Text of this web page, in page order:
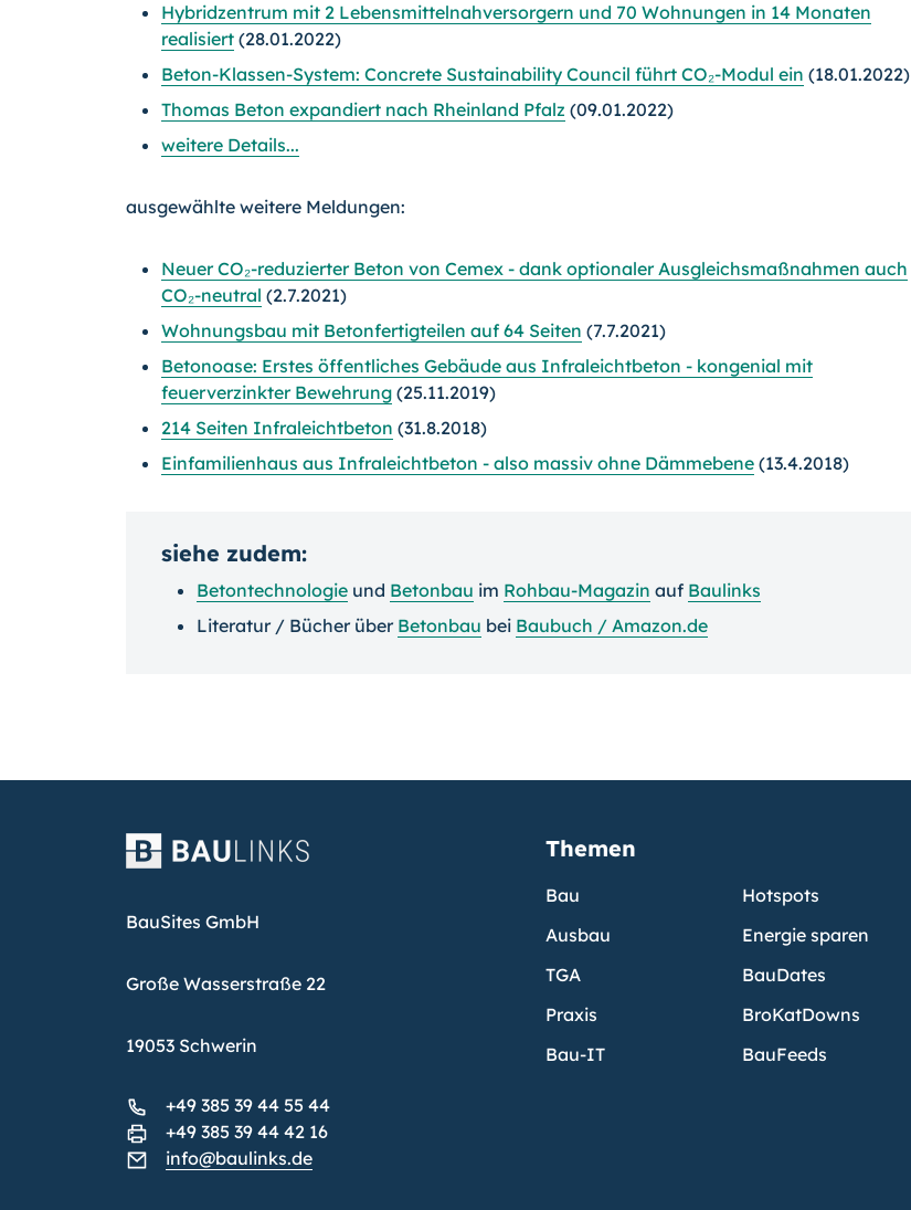
Hybridzentrum mit 2 Lebensmittelnahversorgern und 70 Wohnungen in 14 Monaten
realisiert (28.01.2022)
Beton-Klassen-System: Concrete Sustainability Council führt CO₂-Modul ein (18.01.2022)
Thomas Beton expandiert nach Rheinland Pfalz (09.01.2022)
weitere Details...
ausgewählte weitere Meldungen:
Neuer CO₂-reduzierter Beton von Cemex - dank optionaler Ausgleichsmaßnahmen auch
CO₂-neutral (2.7.2021)
Wohnungsbau mit Betonfertigteilen auf 64 Seiten (7.7.2021)
Betonoase: Erstes öffentliches Gebäude aus Infraleichtbeton - kongenial mit
feuerverzinkter Bewehrung (25.11.2019)
214 Seiten Infraleichtbeton (31.8.2018)
Einfamilienhaus aus Infraleichtbeton - also massiv ohne Dämmebene (13.4.2018)
siehe zudem:
Betontechnologie und Betonbau im Rohbau-Magazin auf Baulinks
Literatur / Bücher über Betonbau bei Baubuch / Amazon.de
BauSites GmbH
Große Wasserstraße 22
19053 Schwerin
+49 385 39 44 55 44
+49 385 39 44 42 16
info@baulinks.de
Themen
Bau
Ausbau
TGA
Praxis
Bau-IT
Hotspots
Energie sparen
BauDates
BroKatDowns
BauFeeds